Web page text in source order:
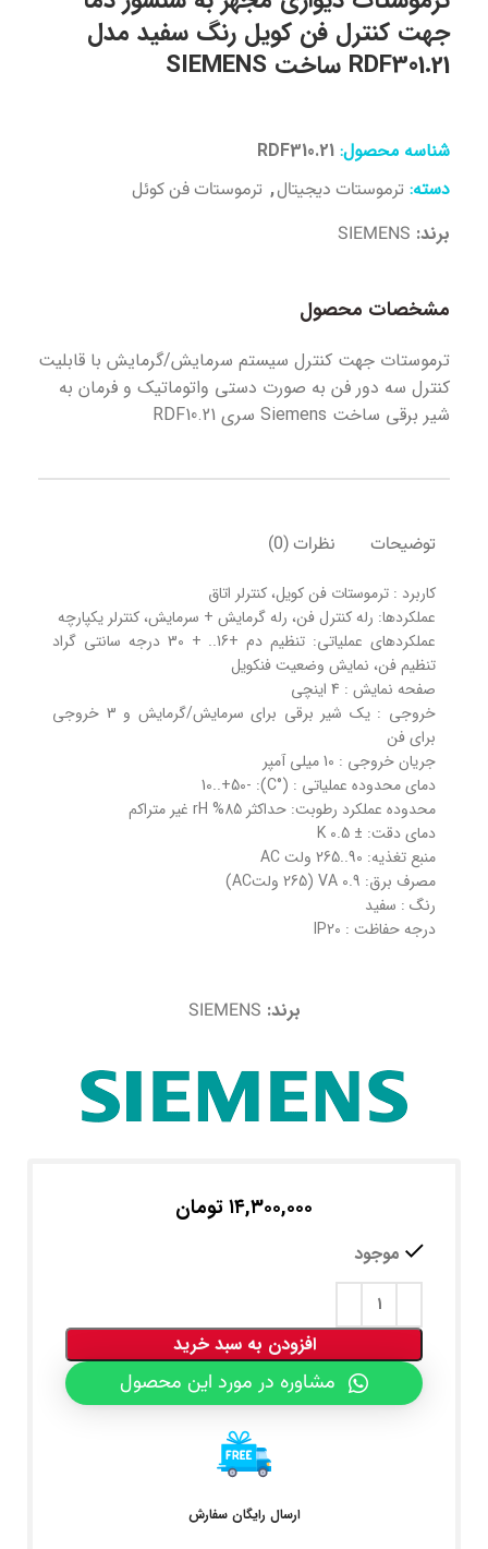
جهت کنترل فن کویل رنگ سفید مدل
21.RDF301 ساخت SIEMENS
شناسه محصول: RDF310.21
دسته: ترموستات دیجیتال, ترموستات فن کوئل
برند: SIEMENS
مشخصات محصول
ترموستات جهت کنترل سیستم سرمایش/گرمایش با قابلیت
کنترل سه دور فن به صورت دستی واتوماتیک و فرمان به
شیر برقی ساخت Siemens سری RDF10.21
توضیحات نظرات (0)
کاربرد : ترموستات فن کویل، کنترلر اتاق
عملکردها: رله کنترل فن، رله گرمایش + سرمایش، کنترلر یکپارچه
عملکردهای عملیاتی: تنظیم دم +16.. + 30 درجه سانتی گراد
تنظیم فن، نمایش وضعیت فنکویل
صفحه نمایش : 4 اینچی
خروجی : یک شیر برقی برای سرمایش/گرمایش و 3 خروجی
برای فن
جریان خروجی : 10 میلی آمپر
دمای محدوده عملیاتی : (°C): -10..+50
محدوده عملکرد رطوبت: حداکثر 85% rH غیر متراکم
دمای دقت: ± 0.5 K
منبع تغذیه: 90..265 ولت AC
مصرف برق: 0.9 VA (265 ولتAC)
رنگ : سفید
درجه حفاظت : IP20
برند: SIEMENS
۱۴,۳۰۰,۰۰۰تومان
موجود
افزودن به سبد خرید
مشاوره در مورد این محصول
ارسال رایگان سفارش